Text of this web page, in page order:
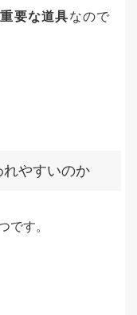
要な道具なので
やすいのか
です。